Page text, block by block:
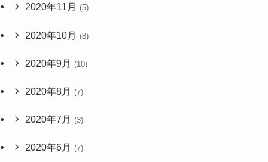
2020年11月 (5)
2020年10月 (8)
2020年9月 (10)
2020年8月 (7)
2020年7月 (3)
2020年6月 (7)